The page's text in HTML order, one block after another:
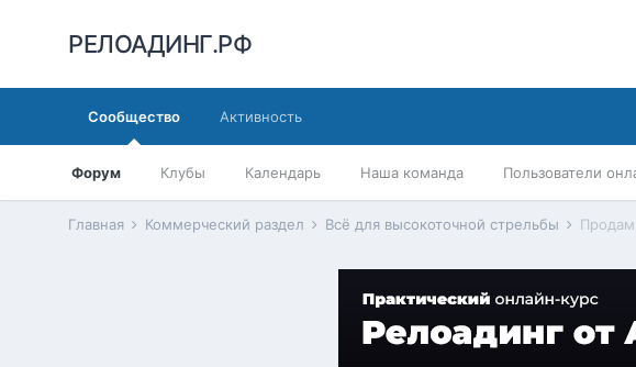
РЕЛОАДИНГ.РФ
Сообщество
Форум Клубы Календарь Наша команда Пользователи
Активность
Главная Коммерческий раздел Всё для высокоточной стрельбы